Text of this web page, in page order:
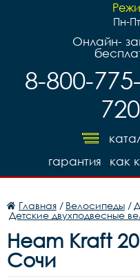
Пн-
Онлайн-
8-800-
как
гарантия
Главная / Велосипеды /
Детские двухподвесные
Heam Kraft
Сочи